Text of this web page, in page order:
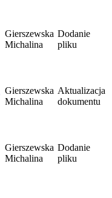
Gierszewska
Michalina
Dodanie
pliku
Gierszewska
Michalina
Aktualizacja
dokumentu
Gierszewska
Michalina
Dodanie
pliku